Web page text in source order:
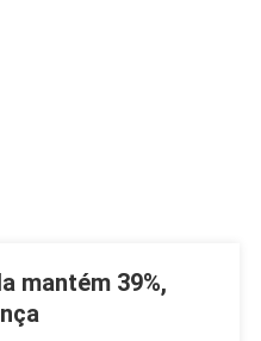
mantém 39%,